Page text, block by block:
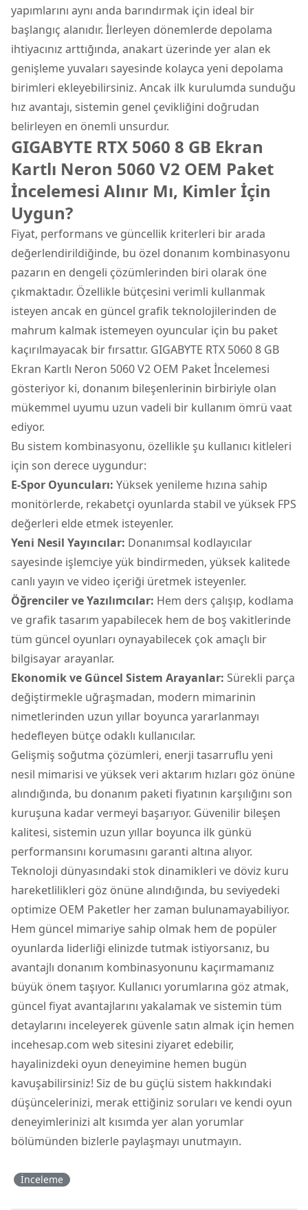
yapımlarını aynı anda barındırmak için ideal bir
başlangıç alanıdır. İlerleyen dönemlerde depolama
ihtiyacınız arttığında, anakart üzerinde yer alan ek
genişleme yuvaları sayesinde kolayca yeni depolama
birimleri ekleyebilirsiniz. Ancak ilk kurulumda sunduğu
hız avantajı, sistemin genel çevikliğini doğrudan
belirleyen en önemli unsurdur.
GIGABYTE RTX 5060 8 GB Ekran
Kartlı Neron 5060 V2 OEM Paket
İncelemesi Alınır Mı, Kimler İçin
Uygun?
Fiyat, performans ve güncellik kriterleri bir arada
değerlendirildiğinde, bu özel donanım kombinasyonu
pazarın en dengeli çözümlerinden biri olarak öne
çıkmaktadır. Özellikle bütçesini verimli kullanmak
isteyen ancak en güncel grafik teknolojilerinden de
mahrum kalmak istemeyen oyuncular için bu paket
kaçırılmayacak bir fırsattır. GIGABYTE RTX 5060 8 GB
Ekran Kartlı Neron 5060 V2 OEM Paket İncelemesi
gösteriyor ki, donanım bileşenlerinin birbiriyle olan
mükemmel uyumu uzun vadeli bir kullanım ömrü vaat
ediyor.
Bu sistem kombinasyonu, özellikle şu kullanıcı kitleleri
için son derece uygundur:
E-Spor Oyuncuları: Yüksek yenileme hızına sahip
monitörlerde, rekabetçi oyunlarda stabil ve yüksek FPS
değerleri elde etmek isteyenler.
Yeni Nesil Yayıncılar: Donanımsal kodlayıcılar
sayesinde işlemciye yük bindirmeden, yüksek kalitede
canlı yayın ve video içeriği üretmek isteyenler.
Öğrenciler ve Yazılımcılar: Hem ders çalışıp, kodlama
ve grafik tasarım yapabilecek hem de boş vakitlerinde
tüm güncel oyunları oynayabilecek çok amaçlı bir
bilgisayar arayanlar.
Ekonomik ve Güncel Sistem Arayanlar: Sürekli parça
değiştirmekle uğraşmadan, modern mimarinin
nimetlerinden uzun yıllar boyunca yararlanmayı
hedefleyen bütçe odaklı kullanıcılar.
Gelişmiş soğutma çözümleri, enerji tasarruflu yeni
nesil mimarisi ve yüksek veri aktarım hızları göz önüne
alındığında, bu donanım paketi fiyatının karşılığını son
kuruşuna kadar vermeyi başarıyor. Güvenilir bileşen
kalitesi, sistemin uzun yıllar boyunca ilk günkü
performansını korumasını garanti altına alıyor.
Teknoloji dünyasındaki stok dinamikleri ve döviz kuru
hareketlilikleri göz önüne alındığında, bu seviyedeki
optimize OEM Paketler her zaman bulunamayabiliyor.
Hem güncel mimariye sahip olmak hem de popüler
oyunlarda liderliği elinizde tutmak istiyorsanız, bu
avantajlı donanım kombinasyonunu kaçırmamanız
büyük önem taşıyor. Kullanıcı yorumlarına göz atmak,
güncel fiyat avantajlarını yakalamak ve sistemin tüm
detaylarını inceleyerek güvenle satın almak için hemen
incehesap.com web sitesini ziyaret edebilir,
hayalinizdeki oyun deneyimine hemen bugün
kavuşabilirsiniz! Siz de bu güçlü sistem hakkındaki
düşüncelerinizi, merak ettiğiniz soruları ve kendi oyun
deneyimlerinizi alt kısımda yer alan yorumlar
bölümünden bizlerle paylaşmayı unutmayın.
İnceleme